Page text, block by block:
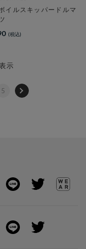
イルスキッパードルマ
示
5